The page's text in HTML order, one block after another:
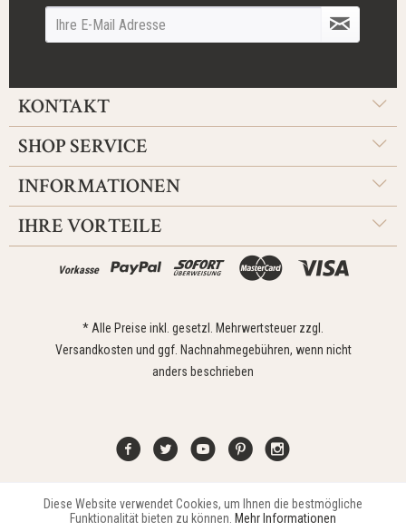
KONTAKT
SHOP SERVICE
INFORMATIONEN
IHRE VORTEILE
Vorkasse
* Alle Preise inkl. gesetzl. Mehrwertsteuer zzgl.
Versandkosten und ggf. Nachnahmegebühren, wenn nicht
anders beschrieben
Kontakt Widerrufsrecht Impressum Versand Datenschutz
Funktionale Aktiv
Diese Website verwendet Cookies, um Ihnen die bestmögliche
Funktionalität bieten zu können. Mehr Informationen